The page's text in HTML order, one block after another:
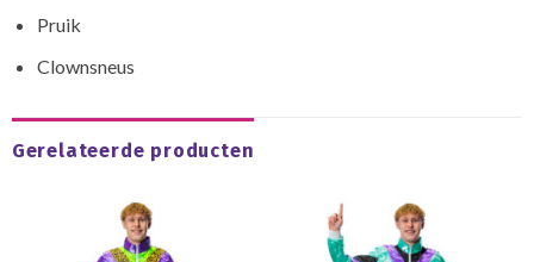
Pruik
Clownsneus
Gerelateerde producten